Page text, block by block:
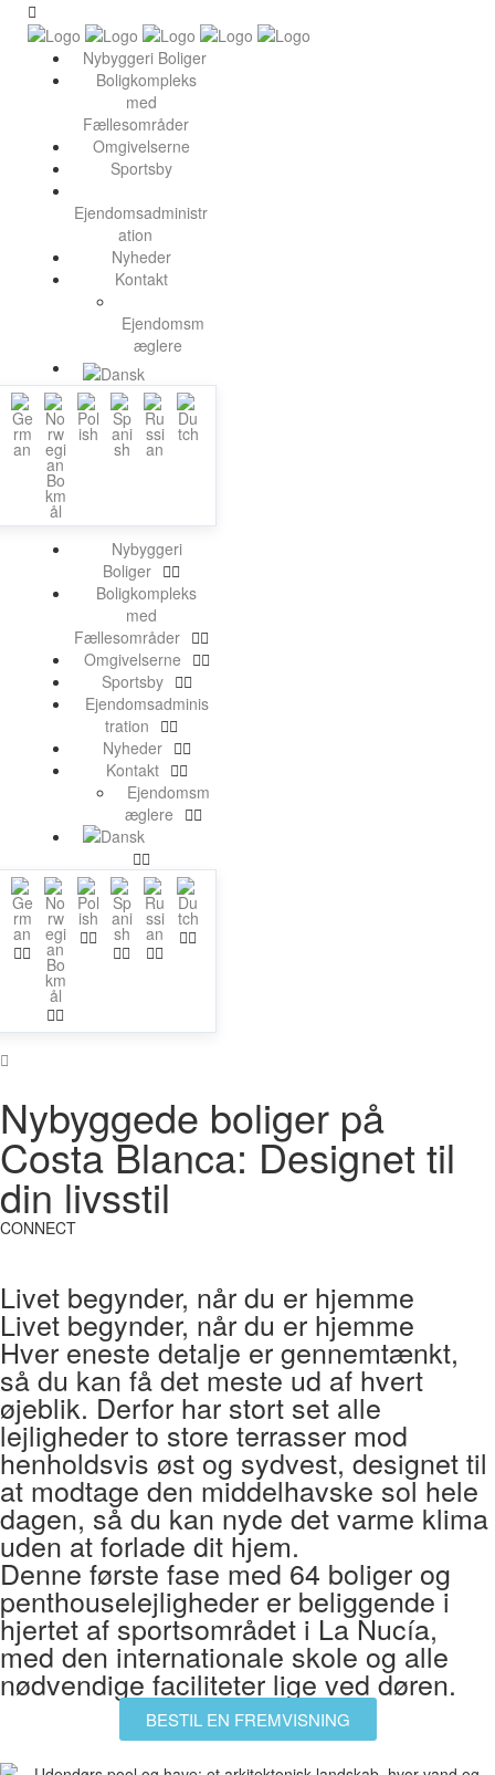
Nybyggeri Boliger
Boligkompleks
med
Fællesområder
Omgivelserne
Sportsby
Ejendomsadministr
ation
Nyheder
Kontakt
Ejendomsm
æglere
Nybyggeri
Boliger
Boligkompleks
med
Fællesområder
Omgivelserne
Sportsby
Ejendomsadminis
tration
Nyheder
Kontakt
Ejendomsm
æglere
Nybyggede boliger på
Costa Blanca: Designet til
din livsstil
CONNECT
Livet begynder, når du er hjemme
Livet begynder, når du er hjemme
Hver eneste detalje er gennemtænkt,
så du kan få det meste ud af hvert
øjeblik. Derfor har stort set alle
lejligheder to store terrasser mod
henholdsvis øst og sydvest, designet til
at modtage den middelhavske sol hele
dagen, så du kan nyde det varme klima
uden at forlade dit hjem.
Denne første fase med 64 boliger og
penthouselejligheder er beliggende i
hjertet af sportsområdet i La Nucía,
med den internationale skole og alle
nødvendige faciliteter lige ved døren.
BESTIL EN FREMVISNING